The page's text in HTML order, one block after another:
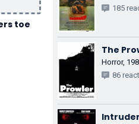
toe
185
The
Horror,
86
Intruder